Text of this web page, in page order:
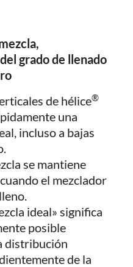
grado de llenado
de hélice®
una
incluso a bajas
se mantiene
el mezclador
ideal» significa
posible
distribución
de la